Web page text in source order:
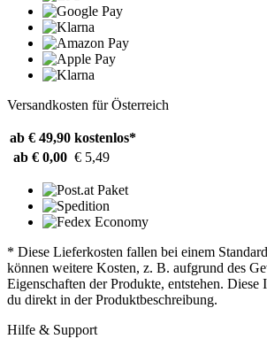
Versandkosten für Österreich
ab € 49,90 kostenlos*
ab € 0,00 € 5,49
* Diese Lieferkosten fallen bei einem
können weitere Kosten, z. B. aufgrund des
Eigenschaften der Produkte, entstehen. Diese
du direkt in der Produktbeschreibung.
Hilfe & Support